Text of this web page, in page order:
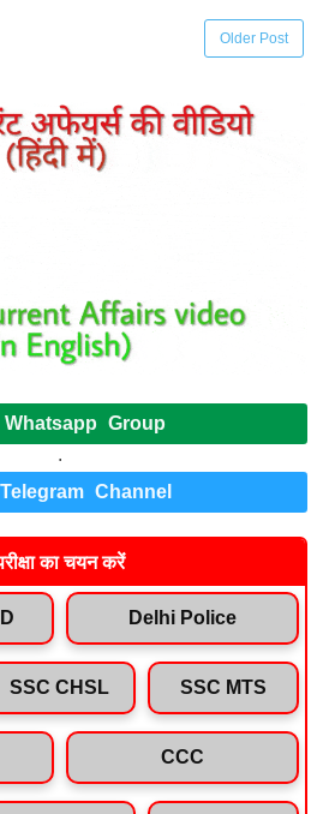
Older Post
Group
.
Channel
का चयन करें
Delhi Police
SSC CHSL SSC MTS
CCC